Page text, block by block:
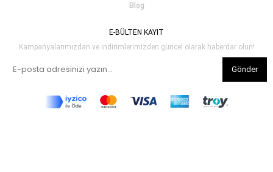
Blog
E-BÜLTEN KAYIT
Kampanyalarımızdan ve indirimlerimizden güncel olarak haberdar olun!
Gönder